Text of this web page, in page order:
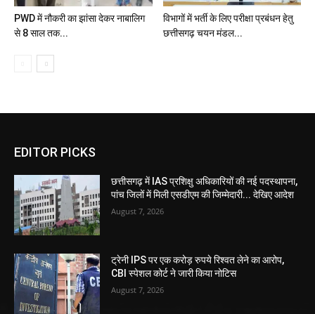
PWD में नौकरी का झांसा देकर नाबालिग
से 8 साल तक...
विभागों में भर्ती के लिए परीक्षा प्रबंधन हेतु
छत्तीसगढ़ चयन मंडल...
EDITOR PICKS
छत्तीसगढ़ में IAS प्रशिक्षु अधिकारियों की नई पदस्थापना,
पांच जिलों में मिली एसडीएम की जिम्मेदारी... देखिए आदेश
August 7, 2026
ट्रेनी IPS पर एक करोड़ रुपये रिश्वत लेने का आरोप,
CBI स्पेशल कोर्ट ने जारी किया नोटिस
August 7, 2026